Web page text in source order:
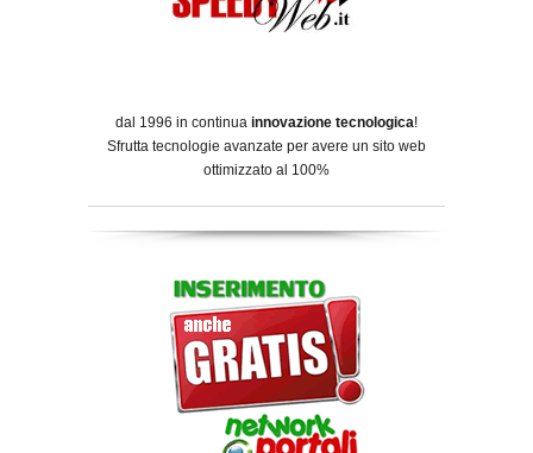
dal 1996 in continua innovazione tecnologica!
Sfrutta tecnologie avanzate per avere un sito web
ottimizzato al 100%